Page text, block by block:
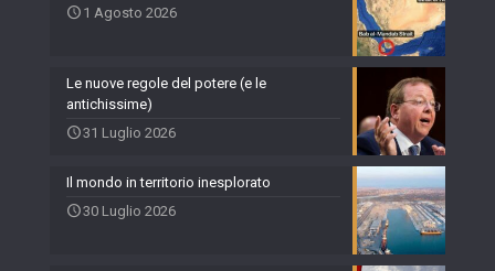
1 Agosto 2026
Le nuove regole del potere (e le
antichissime)
31 Luglio 2026
Il mondo in territorio inesplorato
30 Luglio 2026